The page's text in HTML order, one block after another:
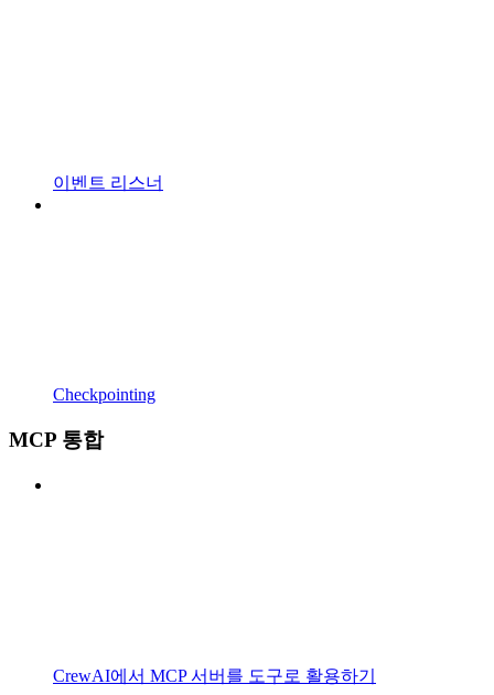
이벤트 리스너
Checkpointing
MCP 통합
CrewAI에서 MCP 서버를 도구로 활용하기